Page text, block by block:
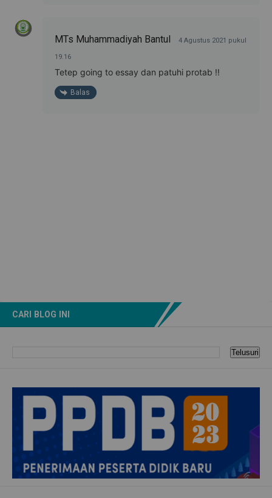
MTs Muhammadiyah Bantul 4 Agustus 2021 pukul
19.16
Tetep going to essay dan patuhi protab !!
Balas
CARI BLOG INI